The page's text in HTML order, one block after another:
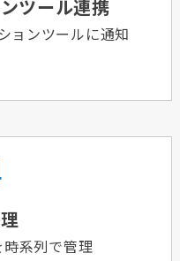
ツール連携
ョンツールに通知
系列で管理